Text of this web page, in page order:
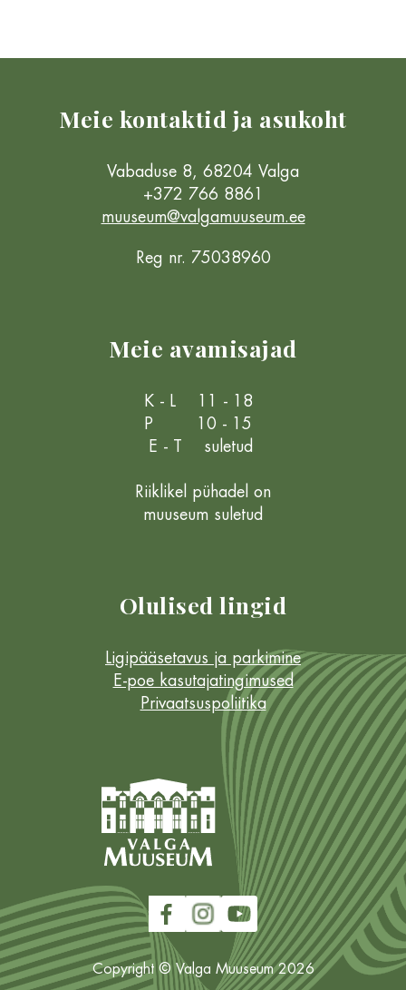
Meie kontaktid ja asukoht
Vabaduse 8, 68204 Valga
+372 766 8861
muuseum@valgamuuseum.ee
Reg nr. 75038960
Meie avamisajad
K - L 11 - 18
P 10 - 15
E - T suletud
Riiklikel pühadel on
muuseum suletud
Olulised lingid
Ligipääsetavus ja parkimine
E-poe kasutajatingimused
Privaatsuspoliitika
Copyright © Valga Muuseum 2026